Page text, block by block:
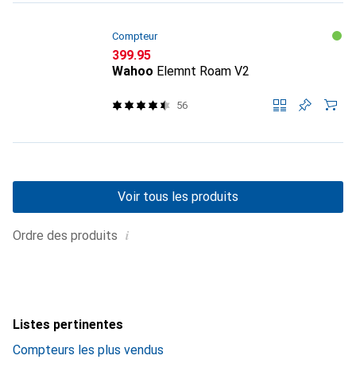
Compteur
CHF
399.95
Wahoo Elemnt Roam V2
56
Ordre des produits i
Voir tous les produits
Listes pertinentes
Compteurs les plus vendus